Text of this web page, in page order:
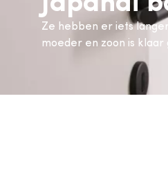
Van Marcke Lab
Ze hebben er iets
moeder en zoon is